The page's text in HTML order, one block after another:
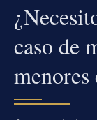
caso de